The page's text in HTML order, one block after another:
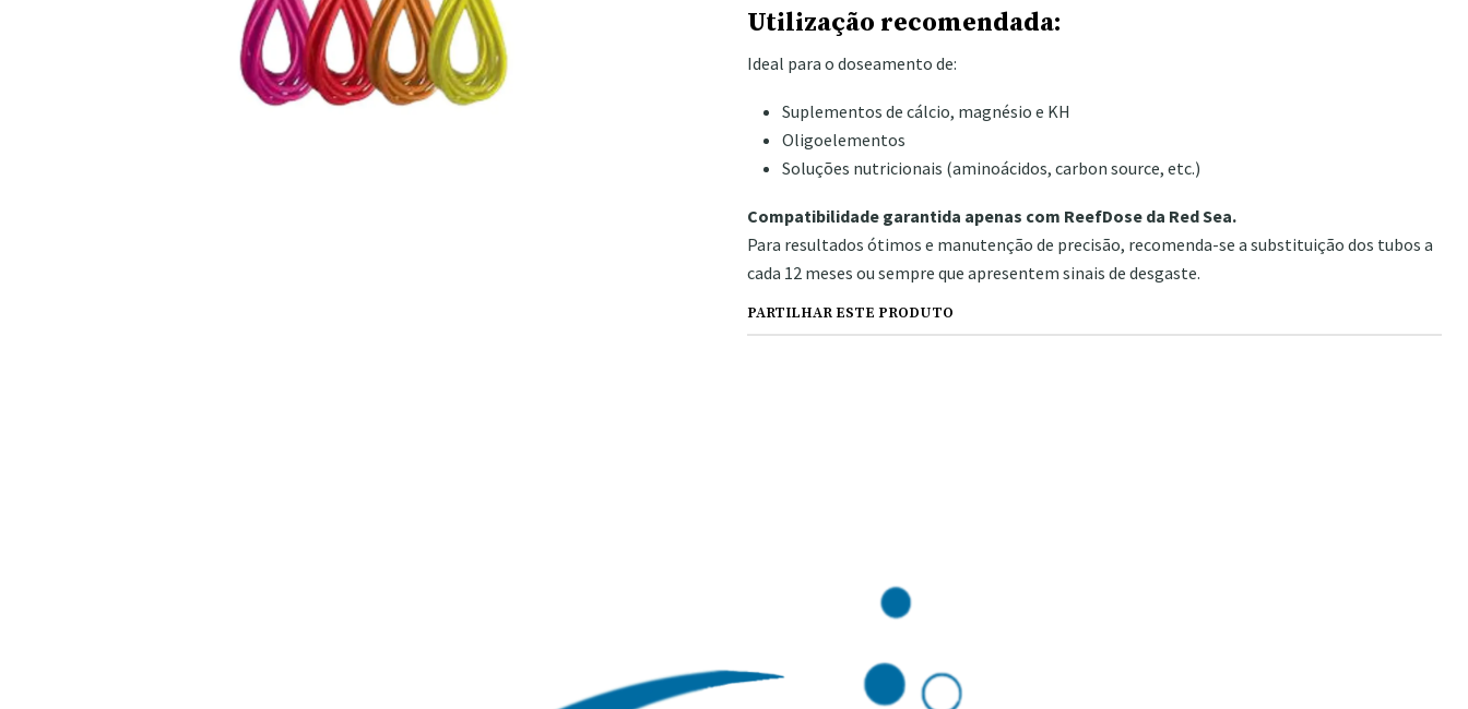
Utilização recomendada:
Ideal para o doseamento de:
Suplementos de cálcio, magnésio e KH
Oligoelementos
Soluções nutricionais (aminoácidos, carbon source, etc.)
Compatibilidade garantida apenas com ReefDose da Red Sea.
Para resultados ótimos e manutenção de precisão, recomenda-se a substituição dos tubos a
cada 12 meses ou sempre que apresentem sinais de desgaste.
PARTILHAR ESTE PRODUTO